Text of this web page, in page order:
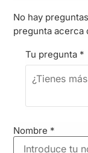
No hay
pregunta acerca
Tu pregunta *
Nombre *